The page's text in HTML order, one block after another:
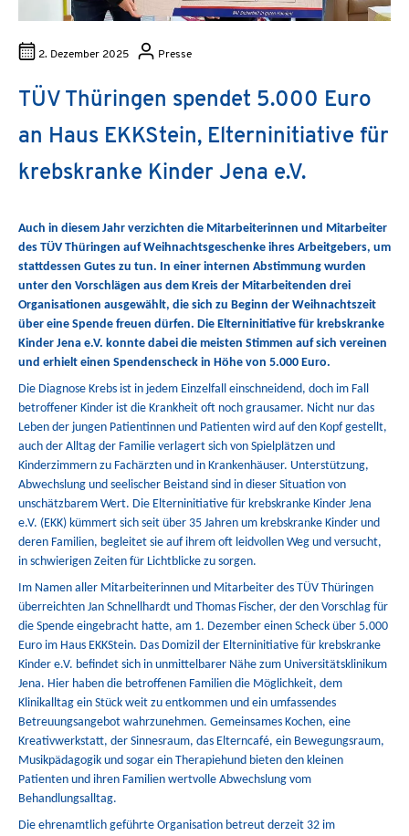
2. Dezember 2025 Presse
TÜV Thüringen spendet 5.000 Euro
an Haus EKKStein, Elterninitiative für
krebskranke Kinder Jena e.V.
Auch in diesem Jahr verzichten die Mitarbeiterinnen und Mitarbeiter
des TÜV Thüringen auf Weihnachtsgeschenke ihres Arbeitgebers, um
stattdessen Gutes zu tun. In einer internen Abstimmung wurden
unter den Vorschlägen aus dem Kreis der Mitarbeitenden drei
Organisationen ausgewählt, die sich zu Beginn der Weihnachtszeit
über eine Spende freuen dürfen. Die Elterninitiative für krebskranke
Kinder Jena e.V. konnte dabei die meisten Stimmen auf sich vereinen
und erhielt einen Spendenscheck in Höhe von 5.000 Euro.
Die Diagnose Krebs ist in jedem Einzelfall einschneidend, doch im Fall
betroffener Kinder ist die Krankheit oft noch grausamer. Nicht nur das
Leben der jungen Patientinnen und Patienten wird auf den Kopf gestellt,
auch der Alltag der Familie verlagert sich von Spielplätzen und
Kinderzimmern zu Fachärzten und in Krankenhäuser. Unterstützung,
Abwechslung und seelischer Beistand sind in dieser Situation von
unschätzbarem Wert. Die Elterninitiative für krebskranke Kinder Jena
e.V. (EKK) kümmert sich seit über 35 Jahren um krebskranke Kinder und
deren Familien, begleitet sie auf ihrem oft leidvollen Weg und versucht,
in schwierigen Zeiten für Lichtblicke zu sorgen.
Im Namen aller Mitarbeiterinnen und Mitarbeiter des TÜV Thüringen
überreichten Jan Schnellhardt und Thomas Fischer, der den Vorschlag für
die Spende eingebracht hatte, am 1. Dezember einen Scheck über 5.000
Euro im Haus EKKStein. Das Domizil der Elterninitiative für krebskranke
Kinder e.V. befindet sich in unmittelbarer Nähe zum Universitätsklinikum
Jena. Hier haben die betroffenen Familien die Möglichkeit, dem
Klinikalltag ein Stück weit zu entkommen und ein umfassendes
Betreuungsangebot wahrzunehmen. Gemeinsames Kochen, eine
Kreativwerkstatt, der Sinnesraum, das Elterncafé, ein Bewegungsraum,
Musikpädagogik und sogar ein Therapiehund bieten den kleinen
Patienten und ihren Familien wertvolle Abwechslung vom
Behandlungsalltag.
Die ehrenamtlich geführte Organisation betreut derzeit 32 im